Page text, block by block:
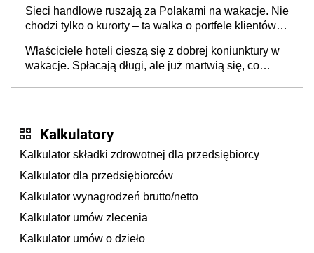
Sieci handlowe ruszają za Polakami na wakacje. Nie
chodzi tylko o kurorty – ta walka o portfele klientów
cichu
Właściciele hoteli cieszą się z dobrej koniunktury w
wakacje. Spłacają długi, ale już martwią się, co
Kalkulatory
Kalkulator składki zdrowotnej dla przedsiębiorcy
Kalkulator dla przedsiębiorców
Kalkulator wynagrodzeń brutto/netto
Kalkulator umów zlecenia
Kalkulator umów o dzieło